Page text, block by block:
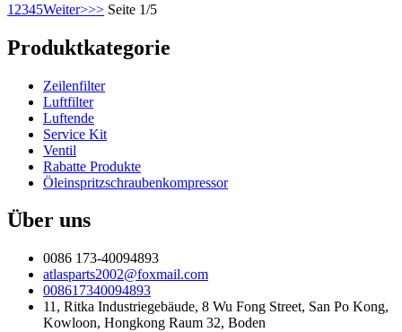
1 2345Weiter>>> Seite 1/5
Produktkategorie
Zeilenfilter
Luftfilter
Luftende
Service Kit
Ventil
Rabatte Produkte
Öleinspritzschraubenkompressor
Über uns
0086 173-40094893
atlasparts2002@foxmail.com
008617340094893
11, Ritka Industriegebäude, 8 Wu Fong Street, San Po Kong,
Kowloon, Hongkong Raum 32, Boden